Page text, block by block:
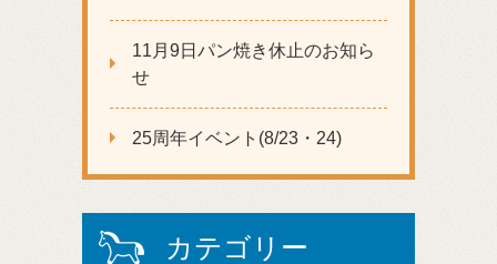
11月9日パン焼き休止のお知ら
せ
25周年イベント(8/23・24)
カテゴリー